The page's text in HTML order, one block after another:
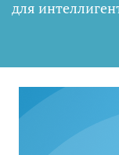
для